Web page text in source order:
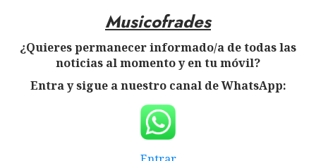
Musicofrades
¿Quieres permanecer informado/a de todas las
noticias al momento y en tu móvil?
Entra y sigue a nuestro canal de WhatsApp: